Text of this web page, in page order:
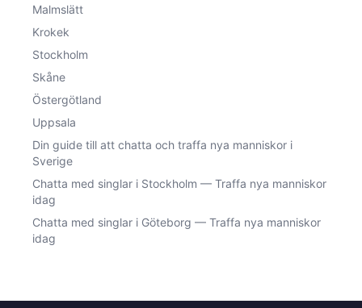
Malmslätt
Krokek
Stockholm
Skåne
Östergötland
Uppsala
Din guide till att chatta och traffa nya manniskor i
Sverige
Chatta med singlar i Stockholm — Traffa nya manniskor
idag
Chatta med singlar i Göteborg — Traffa nya manniskor
idag